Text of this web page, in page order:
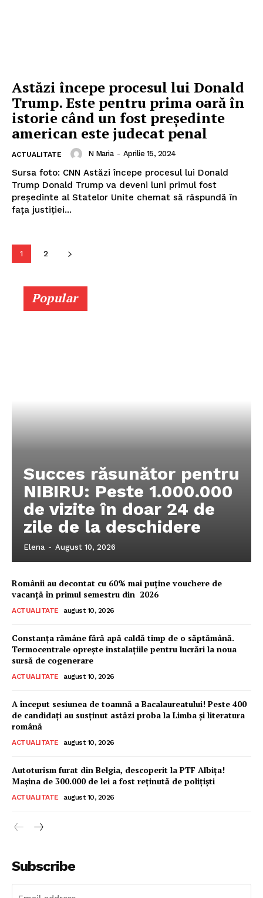
Astăzi începe procesul lui Donald
Trump. Este pentru prima oară în
istorie când un fost preşedinte
american este judecat penal
ACTUALITATE N Maria - Aprilie 15, 2024
Sursa foto: CNN Astăzi începe procesul lui Donald
Trump Donald Trump va deveni luni primul fost
preşedinte al Statelor Unite chemat să răspundă în
faţa justiţiei...
1 2
Popular
Succes răsunător pentru
NIBIRU: Peste 1.000.000
de vizite în doar 24 de
zile de la deschidere
Elena - August 10, 2026
Românii au decontat cu 60% mai puține vouchere de
vacanță în primul semestru din 2026
ACTUALITATE august 10, 2026
Constanța rămâne fără apă caldă timp de o săptămână.
Termocentrale oprește instalațiile pentru lucrări la noua
sursă de cogenerare
ACTUALITATE august 10, 2026
A început sesiunea de toamnă a Bacalaureatului! Peste 400
de candidați au susținut astăzi proba la Limba și literatura
română
ACTUALITATE august 10, 2026
Autoturism furat din Belgia, descoperit la PTF Albița!
Mașina de 300.000 de lei a fost reținută de polițiști
ACTUALITATE august 10, 2026
Subscribe